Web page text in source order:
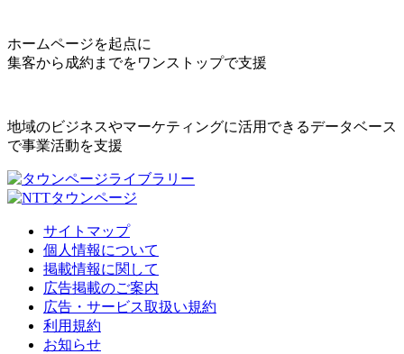
ホームページを起点に
集客から成約までをワンストップで支援
地域のビジネスやマーケティングに活用できるデータベース
で事業活動を支援
サイトマップ
個人情報について
掲載情報に関して
広告掲載のご案内
広告・サービス取扱い規約
利用規約
お知らせ